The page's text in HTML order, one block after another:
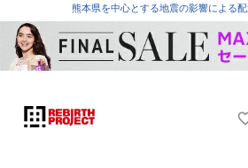
熊本県を中心とする地震の影響による